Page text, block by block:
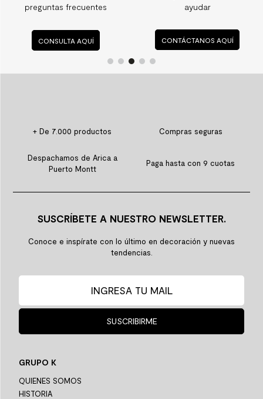
preguntas frecuentes
CONSULTA AQUÍ
ayudar
CONTÁCTANOS AQUÍ
+ De 7.000 productos Compras seguras
Despachamos de Arica a
Puerto Montt
Paga hasta con 9 cuotas
SUSCRÍBETE A NUESTRO NEWSLETTER.
Conoce e inspírate con lo último en decoración y nuevas
tendencias.
SUSCRIBIRME
GRUPO K
QUIENES SOMOS
HISTORIA